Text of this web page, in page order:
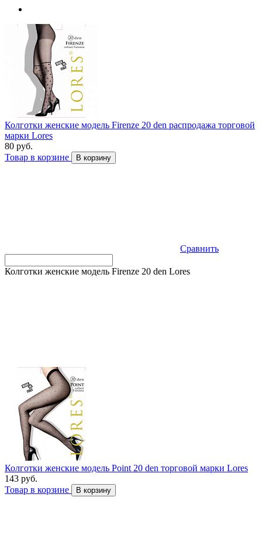
Колготки женские модель Firenze 20 den распродажа торговой
марки Lores
80 руб.
Товар в корзине
В корзину
Сравнить
Колготки женские модель Firenze 20 den Lores
Колготки женские модель Point 20 den торговой марки Lores
143 руб.
Товар в корзине
В корзину